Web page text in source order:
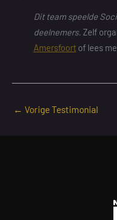
Dit team speelde
deelnemers. Zelf
Amersfoortof lees
← Vorige Testimonial